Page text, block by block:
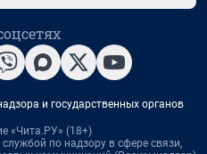
и государственных органов
«Чита.РУ» (18+)
по надзору в сфере связи,